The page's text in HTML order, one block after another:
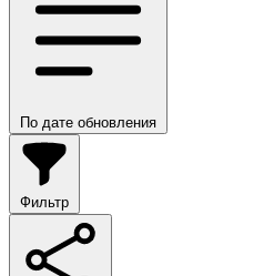
По дате обновления
Фильтр